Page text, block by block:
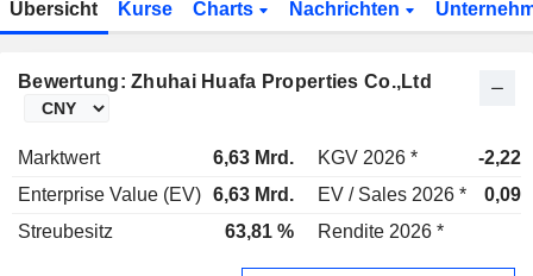
Übersicht Kurse Charts Nachrichten
Bewertung: Zhuhai Huafa Properties Co.,Ltd
Marktwert 6,63 Mrd. KGV 2026 *
-2,22x
Enterprise Value (EV) 6,63 Mrd. EV / Sales 2026 *
0,09x
Streubesitz
63,81 % Rendite 2026 *